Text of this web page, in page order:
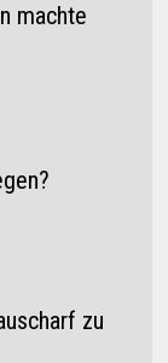
machte
zu